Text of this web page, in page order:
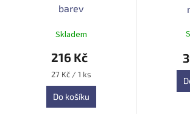
barev
Skladem
216 Kč
Měrná
cena:
27 Kč / 1 ks
Do košíku